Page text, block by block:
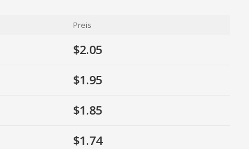
Preis
$2.05
$1.95
$1.85
$1.74